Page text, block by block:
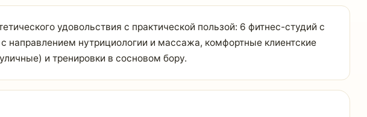
удовольствия с практической пользой: 6 фитнес-студий с
нутрициологии и массажа, комфортные клиентские
и тренировки в сосновом бору.